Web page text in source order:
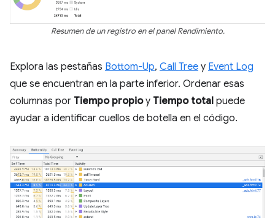
Resumen de un registro en el panel Rendimiento.
Explora las pestañas Bottom-Up, Call Tree y Event Log
que se encuentran en la parte inferior. Ordenar esas
columnas por Tiempo propioy Tiempo total puede
ayudar a identificar cuellos de botella en el código.